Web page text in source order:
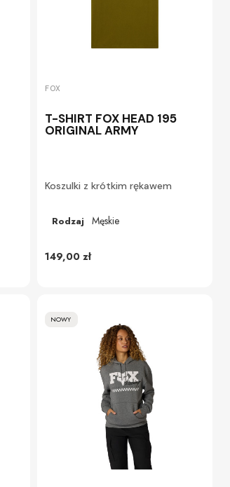
FOX
T-SHIRT FOX HEAD 195
ORIGINAL ARMY
Koszulki z krótkim rękawem
Rodzaj Męskie
149,00 zł
NOWY